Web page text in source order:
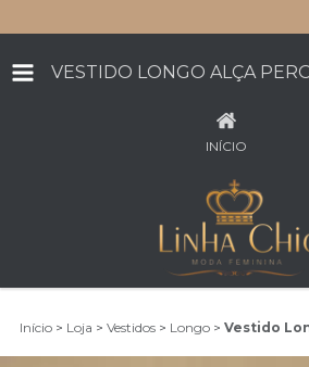
VESTIDO LONGO ALÇA
INÍCIO
Início > Loja > Vestidos > Longo > Vestido